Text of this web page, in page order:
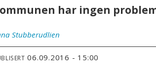
har ingen
Stubberudlien
06.09.2016 - 15:00